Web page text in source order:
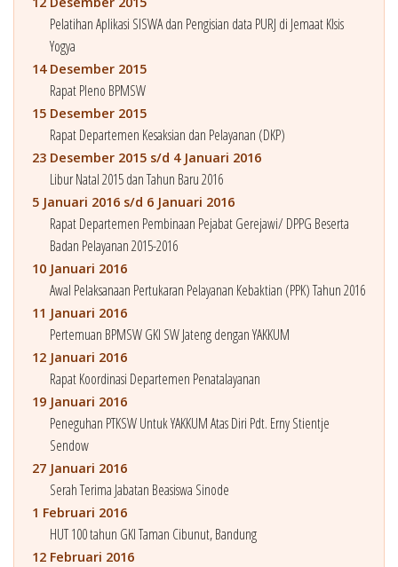
Pelatihan Aplikasi SISWA dan Pengisian data PURJ di Jemaat Klsis
Yogya
14 Desember 2015
Rapat Pleno BPMSW
15 Desember 2015
Rapat Departemen Kesaksian dan Pelayanan (DKP)
23 Desember 2015 s/d 4 Januari 2016
Libur Natal 2015 dan Tahun Baru 2016
5 Januari 2016 s/d 6 Januari 2016
Rapat Departemen Pembinaan Pejabat Gerejawi/ DPPG Beserta
Badan Pelayanan 2015-2016
10 Januari 2016
Awal Pelaksanaan Pertukaran Pelayanan Kebaktian (PPK) Tahun 2016
11 Januari 2016
Pertemuan BPMSW GKI SW Jateng dengan YAKKUM
12 Januari 2016
Rapat Koordinasi Departemen Penatalayanan
19 Januari 2016
Peneguhan PTKSW Untuk YAKKUM Atas Diri Pdt. Erny Stientje
Sendow
27 Januari 2016
Serah Terima Jabatan Beasiswa Sinode
1 Februari 2016
HUT 100 tahun GKI Taman Cibunut, Bandung
12 Februari 2016